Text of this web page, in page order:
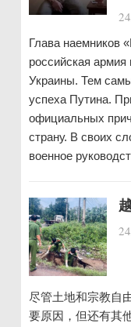
Глава наемников
российская армия
Украины. Тем
успеха Путина.
официальных
страну. В своих
военное
尽管土地和宗教自
要原因，但还有其